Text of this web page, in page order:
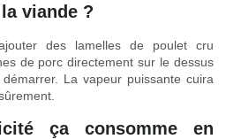
viande ?
des lamelles de poulet cru
de porc directement sur le dessus
La vapeur puissante cuira
ça consomme en